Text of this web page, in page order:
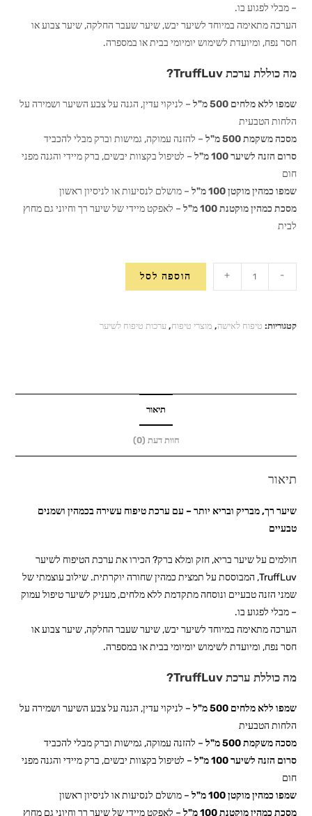
– מבלי לפגוע בו.
הערכה מתאימה במיוחד לשיער יבש, שיער שעבר החלקה, שיער צבוע או
חסר נפח, ומיועדת לשימוש יומיומי בבית או במספרה.
מה כוללת ערכת TruffLuv?
שמפו ללא מלחים 500 מ"ל
– לניקוי עדין, הגנה על צבע השיער ושמירה על
הלחות הטבעית
מסכה משקמת 500 מ"ל
– להזנה עמוקה, גמישות וברק מבלי להכביד
סרום הזנה לשיער 100 מ"ל
– לטיפול בקצוות יבשים, ברק מיידי והגנה מפני
חום
שמפו כמהין מוקטן 100 מ"ל
– מושלם לנסיעות או לניסיון ראשון
מסכת כמהין מוקטנת 100 מ"ל
– לאפקט מיידי של שיער רך וחיוני גם מחוץ
לבית
של
טיפוח
TruffLuv
-
+ הוספה לסל
קטגוריות: טיפוח לאישה, מוצרי טיפוח,ערכות טיפוח לשיער
תיאור
חוות דעת (0)
תיאור
שיער רך, מבריק ובריא יותר – עם ערכת טיפוח עשירה בכמהין ושמנים
טבעיים
חולמים על שיער בריא, חזק ומלא ברק? הכירו את ערכת הטיפוח לשיער
TruffLuv, המבוססת על תמצית כמהין שחורה יוקרתית. שילוב עוצמתי של
שמני הזנה טבעיים ונוסחה מתקדמת ללא מלחים, מעניק לשיער טיפול עמוק
– מבלי לפגוע בו.
הערכה מתאימה במיוחד לשיער יבש, שיער שעבר החלקה, שיער צבוע או
חסר נפח, ומיועדת לשימוש יומיומי בבית או במספרה.
מה כוללת ערכת TruffLuv?
שמפו ללא מלחים 500 מ"ל
– לניקוי עדין, הגנה על צבע השיער ושמירה על
הלחות הטבעית
מסכה משקמת 500 מ"ל
– להזנה עמוקה, גמישות וברק מבלי להכביד
סרום הזנה לשיער 100 מ"ל
– לטיפול בקצוות יבשים, ברק מיידי והגנה מפני
חום
שמפו כמהין מוקטן 100 מ"ל
– מושלם לנסיעות או לניסיון ראשון
מסכת כמהין מוקטנת 100 מ"ל
– לאפקט מיידי של שיער רך וחיוני גם מחוץ